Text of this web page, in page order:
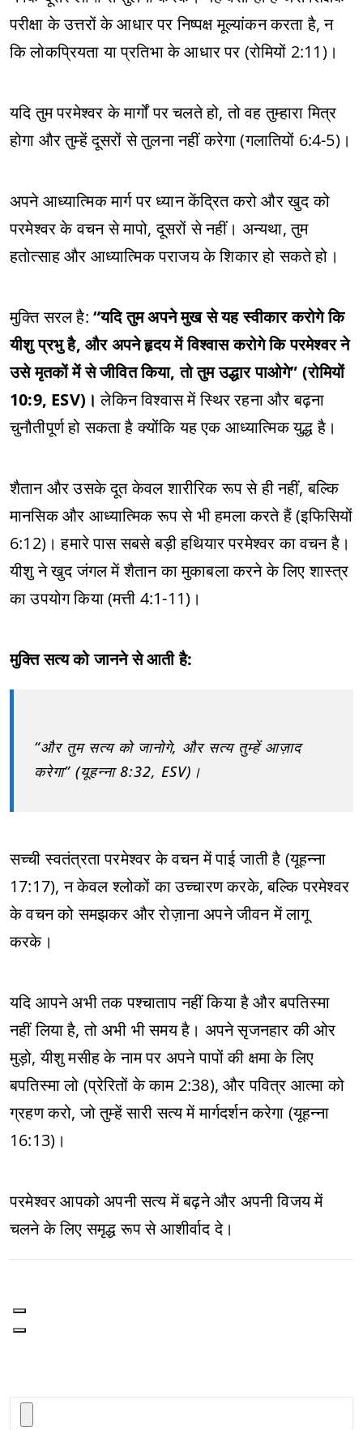
परीक्षा के उत्तरों के आधार पर निष्पक्ष मूल्यांकन करता है, न
कि लोकप्रियता या प्रतिभा के आधार पर (रोमियों 2:11)।
यदि तुम परमेश्वर के मार्गों पर चलते हो, तो वह तुम्हारा मित्र
होगा और तुम्हें दूसरों से तुलना नहीं करेगा (गलातियों 6:4-5)।
अपने आध्यात्मिक मार्ग पर ध्यान केंद्रित करो और खुद को
परमेश्वर के वचन से मापो, दूसरों से नहीं। अन्यथा, तुम
हतोत्साह और आध्यात्मिक पराजय के शिकार हो सकते हो।
मुक्ति सरल है: “यदि तुम अपने मुख से यह स्वीकार करोगे कि
यीशु प्रभु है, और अपने हृदय में विश्वास करोगे कि परमेश्वर ने
उसे मृतकों में से जीवित किया, तो तुम उद्धार पाओगे” (रोमियों
10:9, ESV)। लेकिन विश्वास में स्थिर रहना और बढ़ना
चुनौतीपूर्ण हो सकता है क्योंकि यह एक आध्यात्मिक युद्ध है।
शैतान और उसके दूत केवल शारीरिक रूप से ही नहीं, बल्कि
मानसिक और आध्यात्मिक रूप से भी हमला करते हैं (इफिसियों
6:12)। हमारे पास सबसे बड़ी हथियार परमेश्वर का वचन है।
यीशु ने खुद जंगल में शैतान का मुकाबला करने के लिए शास्त्र
का उपयोग किया (मत्ती 4:1-11)।
मुक्ति सत्य को जानने से आती है:
“और तुम सत्य को जानोगे, और सत्य तुम्हें आज़ाद
करेगा” (यूहन्ना 8:32, ESV)।
सच्ची स्वतंत्रता परमेश्वर के वचन में पाई जाती है (यूहन्ना
17:17), न केवल श्लोकों का उच्चारण करके, बल्कि परमेश्वर
के वचन को समझकर और रोज़ाना अपने जीवन में लागू
करके।
यदि आपने अभी तक पश्चाताप नहीं किया है और बपतिस्मा
नहीं लिया है, तो अभी भी समय है। अपने सृजनहार की ओर
मुड़ो, यीशु मसीह के नाम पर अपने पापों की क्षमा के लिए
बपतिस्मा लो (प्रेरितों के काम 2:38), और पवित्र आत्मा को
ग्रहण करो, जो तुम्हें सारी सत्य में मार्गदर्शन करेगा (यूहन्ना
16:13)।
परमेश्वर आपको अपनी सत्य में बढ़ने और अपनी विजय में
चलने के लिए समृद्ध रूप से आशीर्वाद दे।